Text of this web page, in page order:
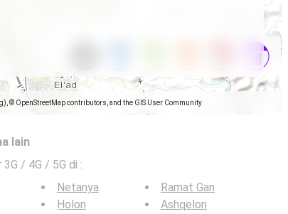
© OpenStreetMap contributors, and the GIS User Community
lain
3G / 4G / 5G di :
Netanya
H̱olon
Ramat Gan
Ashqelon